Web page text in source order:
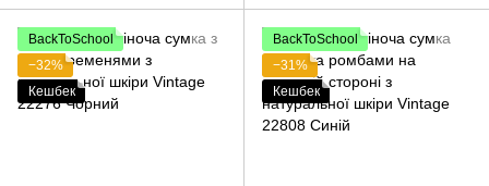
BackToSchool
−32%
Кешбек
BackToSchool
−31%
Кешбек